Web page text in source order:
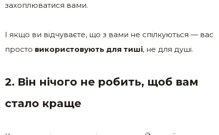
захоплюватися вами.
І якщо ви відчуваєте, що з вами не спілкуються — вас
просто використовують для тиші, не для душі.
2. Він нічого не робить, щоб вам
стало краще